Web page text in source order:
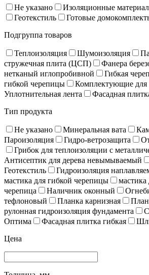
Не указано Изоляционные
Геотекстиль
Готовые
Подгруппа товаров
Теплоизоляция Шумоизоляция
стружечная плита (ЦСП)
Фанера
нетканый иглопробивной
Гибкая
гибкой черепицы
Комплектующие для
Уплотнительная лента
Фасадная
Тип продукта
Не указано Минеральная вата
Пароизоляция
Гидро-ветрозащита
Грибок для теплоизоляции с
Антисептик для дерева невымываемый
Геотекстиль
Гидроизоляция
мастика для гибкой черепицы
мастика
черепица
Наличник оконный
тефлоновый
Планка карнизная
рулонная гидроизоляция фундамента
Оптима
Фасадная плитка гибкая
Цена